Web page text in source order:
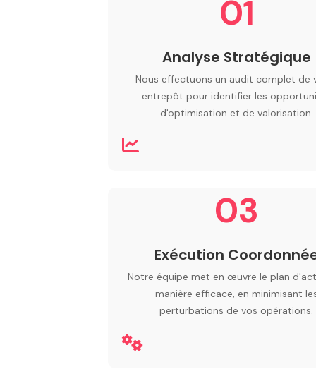
01
Analyse Stratégique
Nous effectuons un audit complet de
entrepôt pour identifier les
d'optimisation et de valorisation.
03
Exécution
Notre équipe met en œuvre le plan
manière efficace, en minimisant
perturbations de vos opérations.